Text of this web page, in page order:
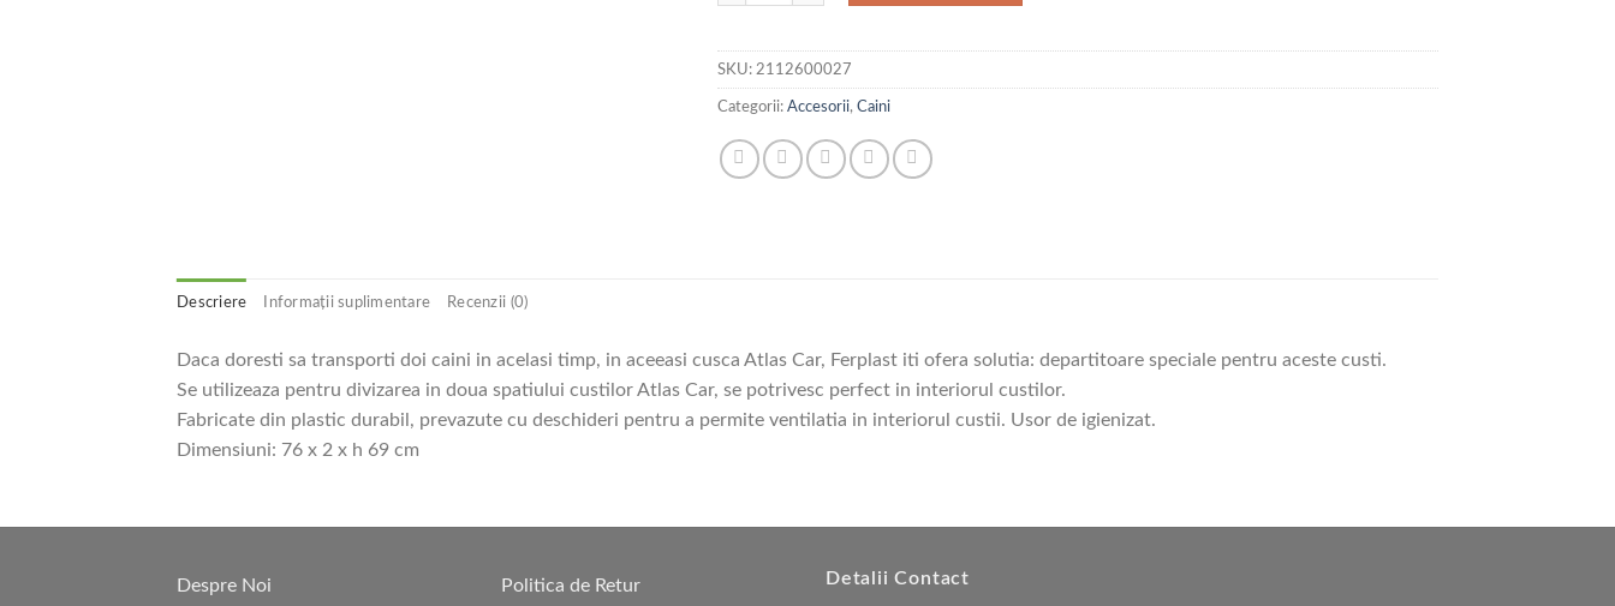
SKU: 2112600027
Categorii: Accesorii, Caini
Descriere Informații suplimentare Recenzii (0)
Daca doresti sa transporti doi caini in acelasi timp, in aceeasi cusca Atlas Car, Ferplast iti ofera solutia: departitoare speciale pentru aceste custi.
Se utilizeaza pentru divizarea in doua spatiului custilor Atlas Car, se potrivesc perfect in interiorul custilor.
Fabricate din plastic durabil, prevazute cu deschideri pentru a permite ventilatia in interiorul custii. Usor de igienizat.
Dimensiuni: 76 x 2 x h 69 cm
Despre Noi Politica de Retur Detalii Contact